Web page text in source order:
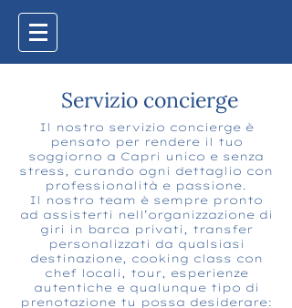
Servizio concierge
Il nostro servizio concierge è
pensato per rendere il tuo
soggiorno a Capri unico e senza
stress, curando ogni dettaglio con
professionalità e passione.
Il nostro team è sempre pronto
ad assisterti nell’organizzazione di
giri in barca privati, transfer
personalizzati da qualsiasi
destinazione, cooking class con
chef locali, tour, esperienze
autentiche e qualunque tipo di
prenotazione tu possa desiderare: